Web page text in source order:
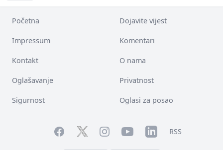
Početna Dojavite vijest
Impressum Komentari
Kontakt O nama
Oglašavanje Privatnost
Sigurnost Oglasi za posao
FacebookTwitterInstagramYouTubeLinkedInRSS